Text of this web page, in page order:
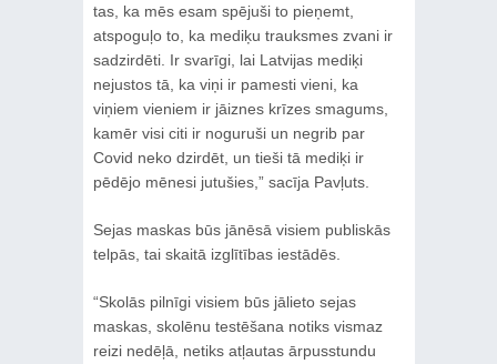
tas, ka mēs esam spējuši to pieņemt,
atspoguļo to, ka mediķu trauksmes zvani ir
sadzirdēti. Ir svarīgi, lai Latvijas mediķi
nejustos tā, ka viņi ir pamesti vieni, ka
viņiem vieniem ir jāiznes krīzes smagums,
kamēr visi citi ir noguruši un negrib par
Covid neko dzirdēt, un tieši tā mediķi ir
pēdējo mēnesi jutušies,” sacīja Pavļuts.
Sejas maskas būs jānēsā visiem publiskās
telpās, tai skaitā izglītības iestādēs.
“Skolās pilnīgi visiem būs jālieto sejas
maskas, skolēnu testēšana notiks vismaz
reizi nedēļā, netiks atļautas ārpusstundu